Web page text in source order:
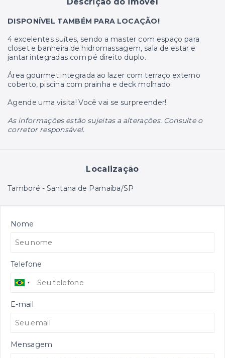
DISPONÍVEL TAMBÉM PARA LOCAÇÃO!
4 excelentes suítes, sendo a master com espaço para
closet e banheira de hidromassagem, sala de estar e
jantar integradas com pé direito duplo.
Área gourmet integrada ao lazer com terraço externo
coberto, piscina com prainha e deck molhado.
Agende uma visita! Você vai se surpreender!
As informações estão sujeitas a alterações. Consulte o
corretor responsável.
Localização
Tamboré - Santana de Parnaíba/SP
Nome
Telefone
E-mail
Mensagem